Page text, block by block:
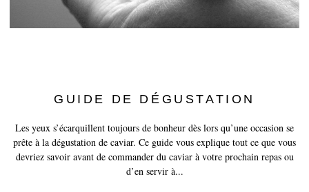
GUIDE DE DÉGUSTATION
Les yeux s’écarquillent toujours de bonheur dès lors qu’une occasion se
prête à la dégustation de caviar. Ce guide vous explique tout ce que vous
devriez savoir avant de commander du caviar à votre prochain repas ou
d’en servir à...